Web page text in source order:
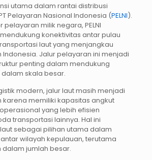
utama dalam rantai distribusi
Pelayaran Nasional Indonesia (PELNI).
milik negara, PELNI
konektivitas antar pulau
laut yang menjangkau
Jalur pelayaran ini menjadi
penting dalam mendukung
skala besar.
modern, jalur laut masih menjadi
memiliki kapasitas angkut
yang lebih efisien
transportasi lainnya. Hal ini
sebagai pilihan utama dalam
wilayah kepulauan, terutama
jumlah besar.